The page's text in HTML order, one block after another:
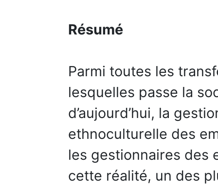
Résumé
Parmi toutes les
lesquelles passe la
d’aujourd’hui, la
ethnoculturelle des
les gestionnaires des
cette réalité, un des